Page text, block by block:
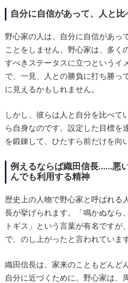
自分に自信があって、人と比
野心家の人は、自分に自信があっ
ことをしません。野心家は、多く
すべきステータスに立つというイ
で、一見、人との勝負に打ち勝っ
に見えるかもしれません。
しかし、彼らは人と自分を比べて
ら自身なのです。設定した目標を
を鍛錬して、ひたすら前だけを向
例えるならば織田信長……悪
んでも利用する精神
歴史上の人物で野心家と呼ばれる
長が挙げられます。「鳴かぬなら
トギス」という言葉が有名ですが
で、のし上がったと言われていま
織田信長は、家来のこともどんど
自分に近づくために。野心家は、